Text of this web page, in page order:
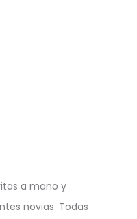
a mano y
novias. Todas